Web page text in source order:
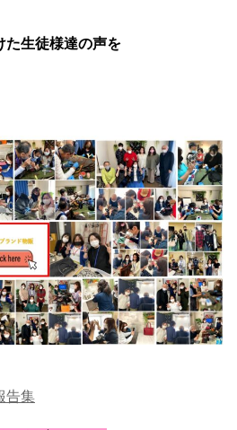
た生徒様達の声を
告集